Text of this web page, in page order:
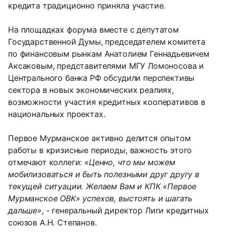
кредита традиционно приняла участие.
На площадках форума вместе с депутатом
Государственной Думы, председателем комитета
по финансовым рынкам Анатолием Геннадьевичем
Аксаковым, представителями МГУ Ломоносова и
Центрального банка РФ обсудили перспективы
сектора в новых экономических реалиях,
возможности участия кредитных кооперативов в
национальных проектах.
Первое Мурманское активно делится опытом
работы в кризисные периоды, важность этого
отмечают коллеги: «Ценно, что мы можем
мобилизоваться и быть полезными друг другу в
текущей ситуации. Желаем Вам и КПК «Первое
Мурманское ОВК» успехов, выстоять и шагать
дальше», - генеральный директор Лиги кредитных
союзов А.Н. Степанов.